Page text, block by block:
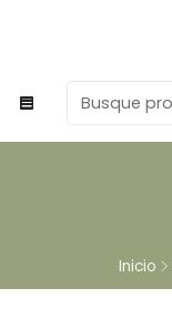
Inicio